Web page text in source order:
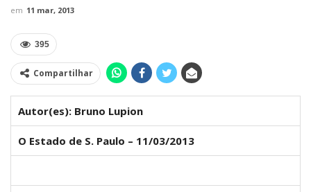
em 11 mar, 2013
395
Compartilhar
Autor(es): Bruno Lupion
O Estado de S. Paulo – 11/03/2013